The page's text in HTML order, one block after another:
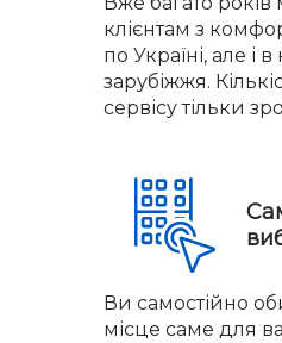
клієнтам з
по Україні, але і
зарубіжжя.
сервісу тільки
Ви самостійно
місце саме для